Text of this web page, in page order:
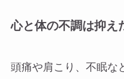
心と体の不調は抑え
頭痛や肩こり、不眠な